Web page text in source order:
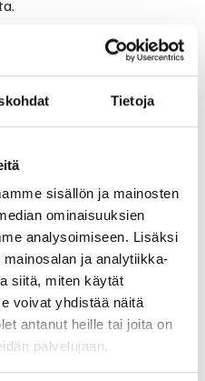
Tietoja
sisällön ja mainosten
ominaisuuksien
analysoimiseen. Lisäksi
ja analytiikka-
siitä, miten käytät
voivat yhdistää näitä
antanut heille tai joita on
palvelujaan.
kunnaneläinlääkäri
Klinikka tunnetaan
palvelusta. Furron
on luotettava
palvelut
monipuolisia
terveydenhoitoon. Palvelut
erikoisempiin
palveluvalikoima
voit jakaa eläinlääkärikuluja